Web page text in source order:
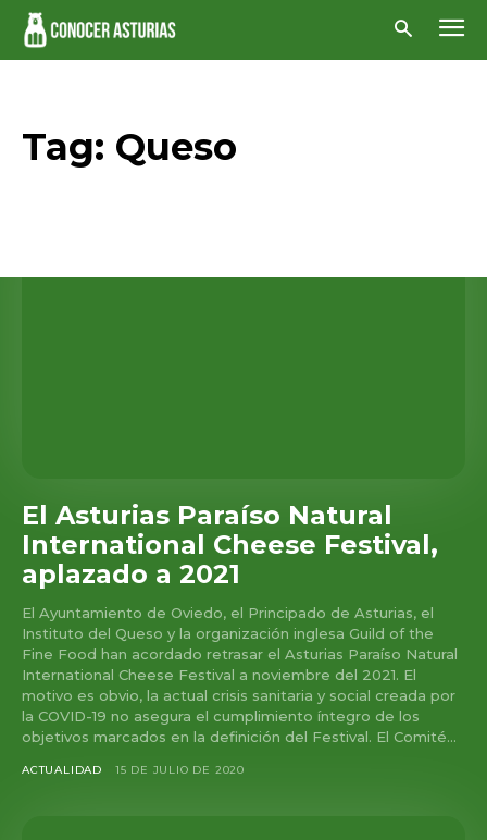
Tag: Queso
El Asturias Paraíso Natural
International Cheese Festival,
aplazado a 2021
El Ayuntamiento de Oviedo, el Principado de Asturias, el
Instituto del Queso y la organización inglesa Guild of the
Fine Food han acordado retrasar el Asturias Paraíso Natural
International Cheese Festival a noviembre del 2021. El
motivo es obvio, la actual crisis sanitaria y social creada por
la COVID-19 no asegura el cumplimiento íntegro de los
objetivos marcados en la definición del Festival. El Comité...
ACTUALIDAD 15 DE JULIO DE 2020